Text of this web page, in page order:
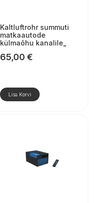
Kaltluftrohr summuti
matkaautode
külmaõhu kanalile„
65,00 €
Lisa Korvi